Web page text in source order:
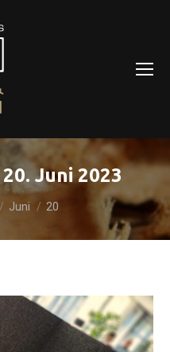
20. Juni 2023
hier:
Juni 20